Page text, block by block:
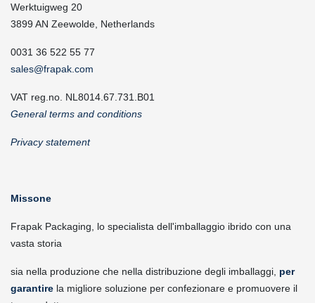
Werktuigweg 20
3899 AN Zeewolde, Netherlands
0031 36 522 55 77
sales@frapak.com
VAT reg.no. NL8014.67.731.B01
General terms and conditions
Privacy statement
Missone
Frapak Packaging, lo specialista dell'imballaggio ibrido con una
vasta storia
sia nella produzione che nella distribuzione degli imballaggi, per
garantire la migliore soluzione per confezionare e promuovere il